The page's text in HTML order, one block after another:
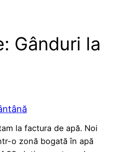
Gânduri la
la factura de apă. Noi
o zonă bogată în apă